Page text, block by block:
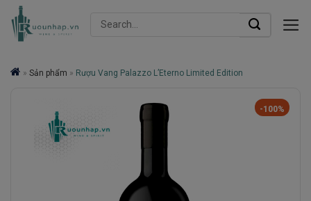
Skip
Search
» Sản phẩm » Rượu Vang Palazzo L’Eterno Limited Edition
-100%